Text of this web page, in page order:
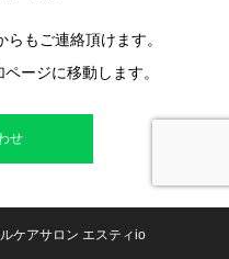
もご連絡頂けます。
ージに移動します。
せ
ケアサロン エスティio